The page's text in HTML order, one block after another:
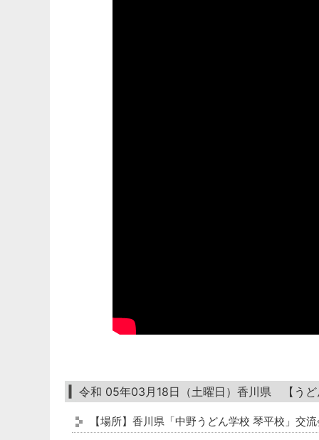
令和 05年03月18日（土曜日）香川県 【うど
【場所】香川県「中野うどん学校 琴平校」交